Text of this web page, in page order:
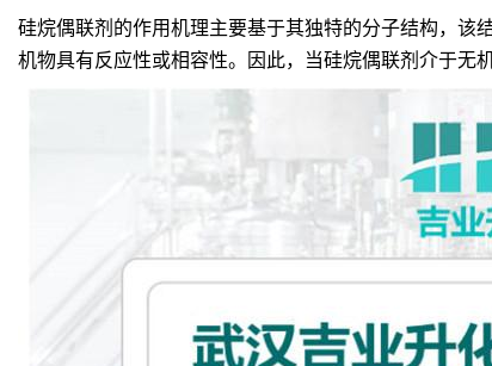
硅烷偶联剂的作用机理主要基于其独特的分子结构，该
机物具有反应性或相容性。因此，当硅烷偶联剂介于无